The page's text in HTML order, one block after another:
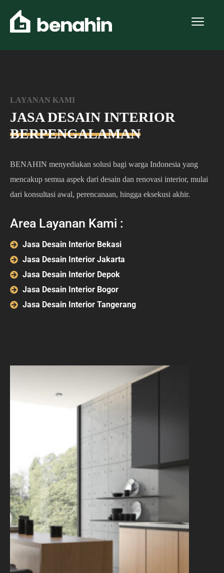
LAYANAN KAMI
JASA DESAIN INTERIOR
BERPENGALAMAN
BENAHIN menyediakan solusi bagi warga Indonesia yang
mencakup semua aspek dari desain dan renovasi interior, mulai
dari konsultasi awal, perencanaan, hingga eksekusi akhir.
Area Layanan Kami :
Jasa Desain Interior Bekasi
Jasa Desain Interior Jakarta
Jasa Desain Interior Depok
Jasa Desain Interior Bogor
Jasa Desain Interior Tangerang